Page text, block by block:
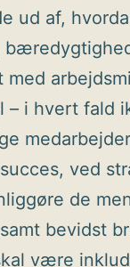
ud af,
med
– i hvert fald
ved
de
bevidst
være